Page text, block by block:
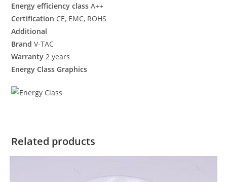
Energy efficiency classA++
Certification CE, EMC, ROHS
Additional
BrandV-TAC
Warranty 2 years
Energy Class Graphics
Related products